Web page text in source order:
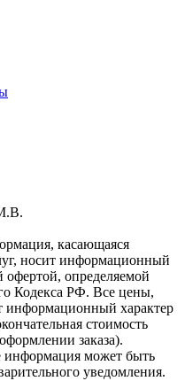
касающаяся
носит информационный
офертой, определяемой
Кодекса РФ. Все цены,
информационный характер
стоимость
заказа).
информация может быть
уведомления.